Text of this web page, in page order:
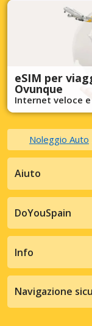
eSIM per
Ovunque
Internet veloce
Noleggio Auto
Aiuto
DoYouSpain
Info
Navigazione